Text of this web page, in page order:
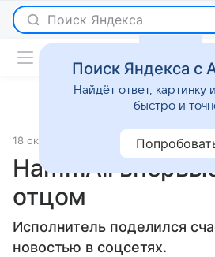
Поиск Яндекса
18 октября 2025 Леди Mail Светская
HammAli
отцом
Исполнитель поделился
новостью в соцсетях.
Поиск Яндекса с
Найдёт ответ, картинку
быстро и